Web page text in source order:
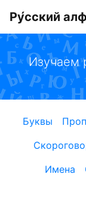
Ру́сский
Изучаем
Буквы
Имена